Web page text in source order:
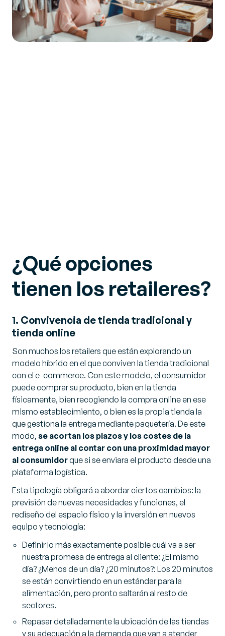
¿Qué opciones
tienen los retaileres?
1. Convivencia de tienda tradicional y
tienda online
Son muchos los retailers que están explorando un
modelo híbrido en el que conviven la tienda tradicional
con el e-commerce. Con este modelo, el consumidor
puede comprar su producto, bien en la tienda
físicamente, bien recogiendo la compra online en ese
mismo establecimiento, o bien es la propia tienda la
que gestiona la entrega mediante paquetería. De este
modo, se acortan los plazos y los costes de la
entrega online al contar con una proximidad mayor
al consumidorque si se enviara el producto desde una
plataforma logística.
Esta tipología obligará a abordar ciertos cambios: la
previsión de nuevas necesidades y funciones, el
rediseño del espacio físico y la inversión en nuevos
equipo y tecnología:
Definir lo más exactamente posible cuál va a ser
nuestra promesa de entrega al cliente: ¿El mismo
día? ¿Menos de un día? ¿20 minutos?: Los 20 minutos
se están convirtiendo en un estándar para la
alimentación, pero pronto saltarán al resto de
sectores.
Repasar detalladamente la ubicación de las tiendas
y su adecuación a la demanda que van a atender